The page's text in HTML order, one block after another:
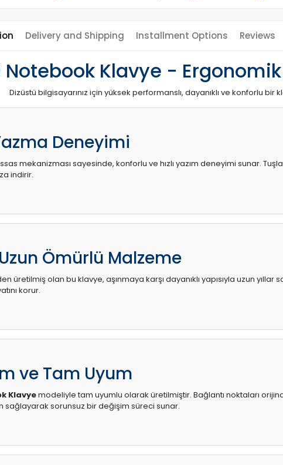
Delivery and Shipping Installment Options Reviews
Klavye - Ergonomik
Dizüstü bilgisayarınız için yüksek performanslı, dayanıklı ve konforlu bir
Deneyimi
mekanizması sayesinde, konforlu ve hızlı yazım deneyimi sunar.
indirir.
Ömürlü Malzeme
üretilmiş olan bu klavye, aşınmaya karşı dayanıklı yapısıyla uzun yıllar
korur.
ve Tam Uyum
Klavyemodeliyle tam uyumlu olarak üretilmiştir. Bağlantı noktaları
sağlayarak sorunsuz bir değişim süreci sunar.